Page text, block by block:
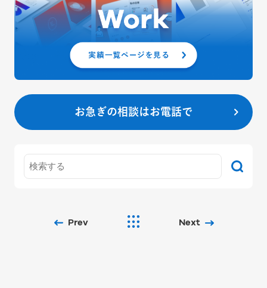
お急ぎの相談はお電話で
Prev Next